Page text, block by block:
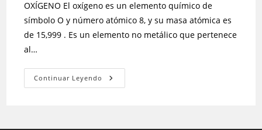
OXÍGENO El oxígeno es un elemento químico de
símbolo O y número atómico 8, y su masa atómica es
de 15,999 . Es un elemento no metálico que pertenece
al…
Continuar Leyendo